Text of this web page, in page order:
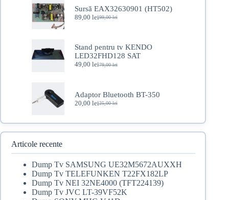
90,00 lei.
Sursă EAX32630901 (HT502)
99,00lei
Prețul
fost:
99,00 lei.
89,00 leiPrețul
89,00 lei.
Stand pentru tv KENDO
LED32FHD128 SAT
79,00lei
Prețul
fost:
79,00 lei.
49,00 leiPrețul
49,00 lei.
Adaptor Bluetooth BT-350
25,00lei
Prețul
a
fost:
20,00 leiPrețul
este:
20,00 lei.
Articole recente
Dump Tv SAMSUNG UE32M5672AUXXH
Dump Tv TELEFUNKEN T22FX182LP
Dump Tv NEI 32NE4000 (TFT224139)
Dump Tv JVC LT-39VF52K